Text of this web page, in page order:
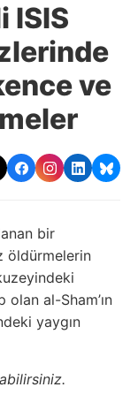
ISIS
ve
bir
öldürmelerin
al-Sham’ın
yaygın